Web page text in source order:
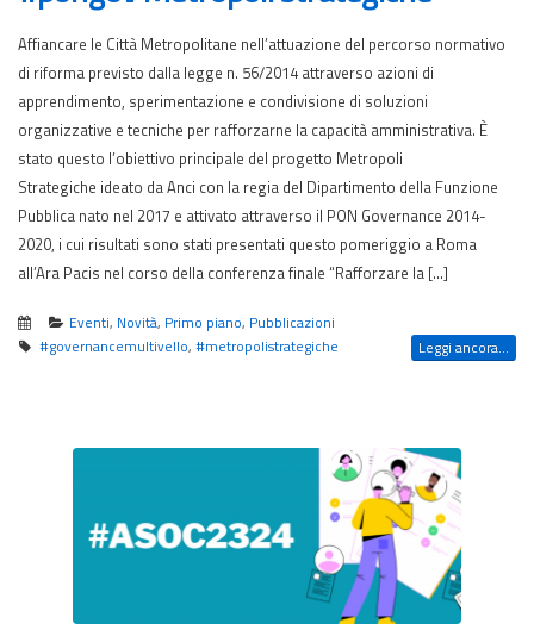
Affiancare le Città Metropolitane nell’attuazione del percorso normativo
di riforma previsto dalla legge n. 56/2014 attraverso azioni di
apprendimento, sperimentazione e condivisione di soluzioni
organizzative e tecniche per rafforzarne la capacità amministrativa. È
stato questo l’obiettivo principale del progetto Metropoli
Strategiche ideato da Anci con la regia del Dipartimento della Funzione
Pubblica nato nel 2017 e attivato attraverso il PON Governance 2014-
2020, i cui risultati sono stati presentati questo pomeriggio a Roma
all’Ara Pacis nel corso della conferenza finale “Rafforzare la […]
Eventi, Novità, Primo piano, Pubblicazioni
#governancemultivello, #metropolistrategiche Leggi ancora...